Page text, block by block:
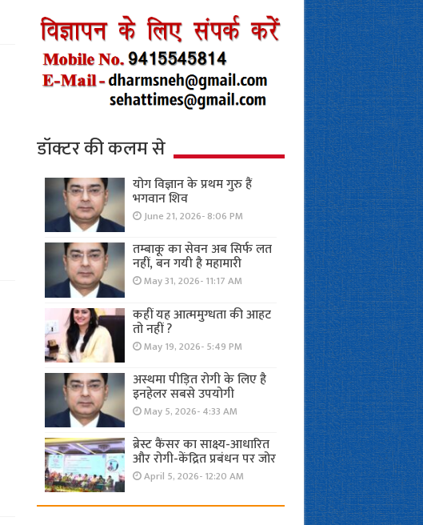
डॉक्टर की कलम से
योग विज्ञान के प्रथम गुरु हैं
भगवान शिव
June 21, 2026- 8:06 PM
तम्बाकू का सेवन अब सिर्फ लत
नहीं, बन गयी है महामारी
May 31, 2026- 11:17 AM
कहीं यह आत्ममुग्धता की आहट
तो नहीं ?
May 19, 2026- 5:49 PM
अस्थमा पीड़ित रोगी के लिए है
इनहेलर सबसे उपयोगी
May 5, 2026- 4:33 AM
ब्रेस्ट कैंसर का साक्ष्य-आधारित
और रोगी-केंद्रित प्रबंधन पर जोर
April 5, 2026- 12:20 AM